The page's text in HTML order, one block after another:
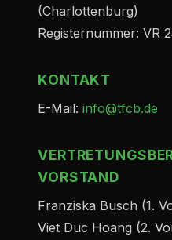
(Charlottenburg)
Registernummer: VR
KONTAKT
E-Mail: info@tfcb.de
VORSTAND
Franziska Busch (1.
Viet Duc Hoang (2.